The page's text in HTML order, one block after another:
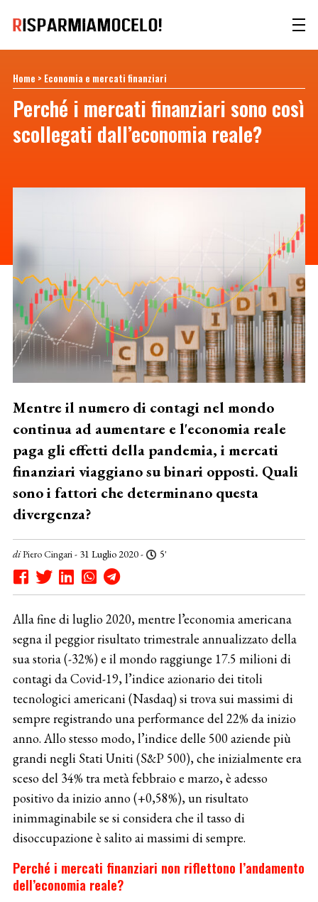
Home > Economia e mercati finanziari
Perché i mercati finanziari sono così
scollegati dall’economia reale?
Mentre il numero di contagi nel mondo
continua ad aumentare e l'economia reale
paga gli effetti della pandemia, i mercati
finanziari viaggiano su binari opposti. Quali
sono i fattori che determinano questa
divergenza?
diPiero Cingari- 31 Luglio 2020 - 5'
Alla fine di luglio 2020, mentre l’economia americana
segna il peggior risultato trimestrale annualizzato della
sua storia (-32%) e il mondo raggiunge 17.5 milioni di
contagi da Covid-19, l’indice azionario dei titoli
tecnologici americani (Nasdaq) si trova sui massimi di
sempre registrando una performance del 22% da inizio
anno. Allo stesso modo, l’indice delle 500 aziende più
grandi negli Stati Uniti (S&P 500), che inizialmente era
sceso del 34% tra metà febbraio e marzo, è adesso
positivo da inizio anno (+0,58%), un risultato
inimmaginabile se si considera che il tasso di
disoccupazione è salito ai massimi di sempre.
Perché i mercati finanziari non riflettono l’andamento
dell’economia reale?